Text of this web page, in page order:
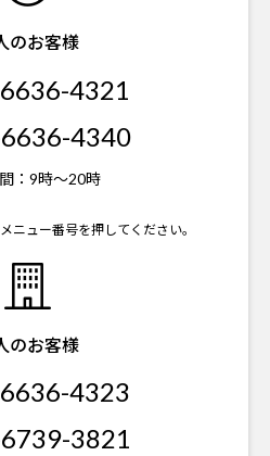
のお客様
4321
4340
： 9時～20時
ニュー番号を押してください。
のお客様
4323
3821